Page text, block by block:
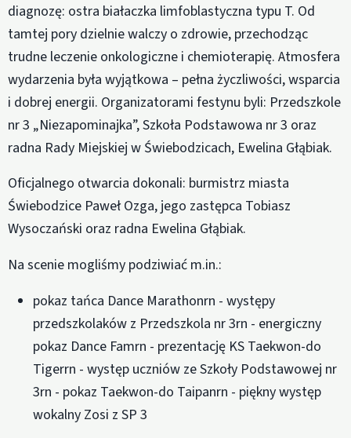
diagnozę: ostra białaczka limfoblastyczna typu T. Od
tamtej pory dzielnie walczy o zdrowie, przechodząc
trudne leczenie onkologiczne i chemioterapię. Atmosfera
wydarzenia była wyjątkowa – pełna życzliwości, wsparcia
i dobrej energii. Organizatorami festynu byli: Przedszkole
nr 3 „Niezapominajka”, Szkoła Podstawowa nr 3 oraz
radna Rady Miejskiej w Świebodzicach, Ewelina Głąbiak.
Oficjalnego otwarcia dokonali: burmistrz miasta
Świebodzice Paweł Ozga, jego zastępca Tobiasz
Wysoczański oraz radna Ewelina Głąbiak.
Na scenie mogliśmy podziwiać m.in.:
pokaz tańca Dance Marathonrn - występy
przedszkolaków z Przedszkola nr 3rn - energiczny
pokaz Dance Famrn - prezentację KS Taekwon-do
Tigerrn - występ uczniów ze Szkoły Podstawowej nr
3rn - pokaz Taekwon-do Taipanrn - piękny występ
wokalny Zosi z SP 3